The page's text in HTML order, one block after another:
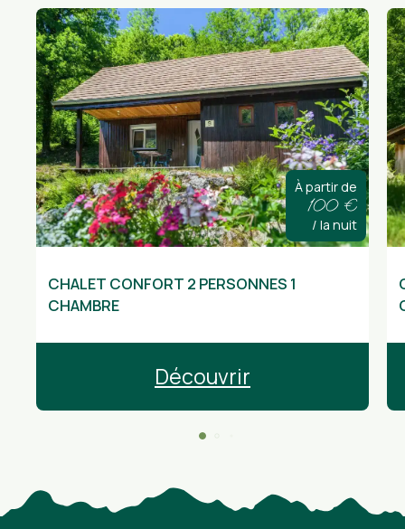
CHALET CONFORT 2 PERSONNES 1
CHAMBRE
À partir de
100 €
/ la nuit
Découvrir